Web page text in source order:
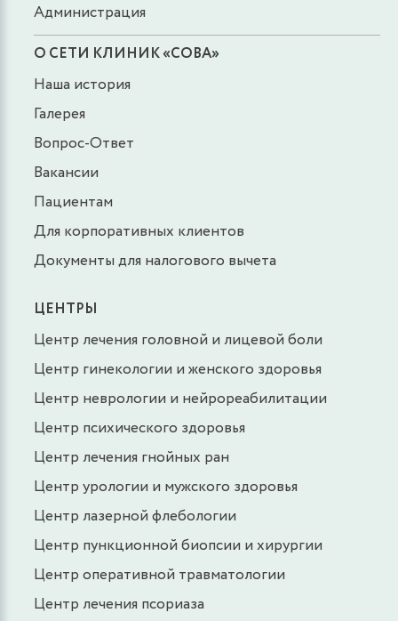
Администрация
О СЕТИ КЛИНИК «СОВА»
Наша история
Галерея
Вопрос-Ответ
Вакансии
Пациентам
Для корпоративных клиентов
Документы для налогового вычета
ЦЕНТРЫ
Центр лечения головной и лицевой боли
Центр гинекологии и женского здоровья
Центр неврологии и нейрореабилитации
Центр психического здоровья
Центр лечения гнойных ран
Центр урологии и мужского здоровья
Центр лазерной флебологии
Центр пункционной биопсии и хирургии
Центр оперативной травматологии
Центр лечения псориаза